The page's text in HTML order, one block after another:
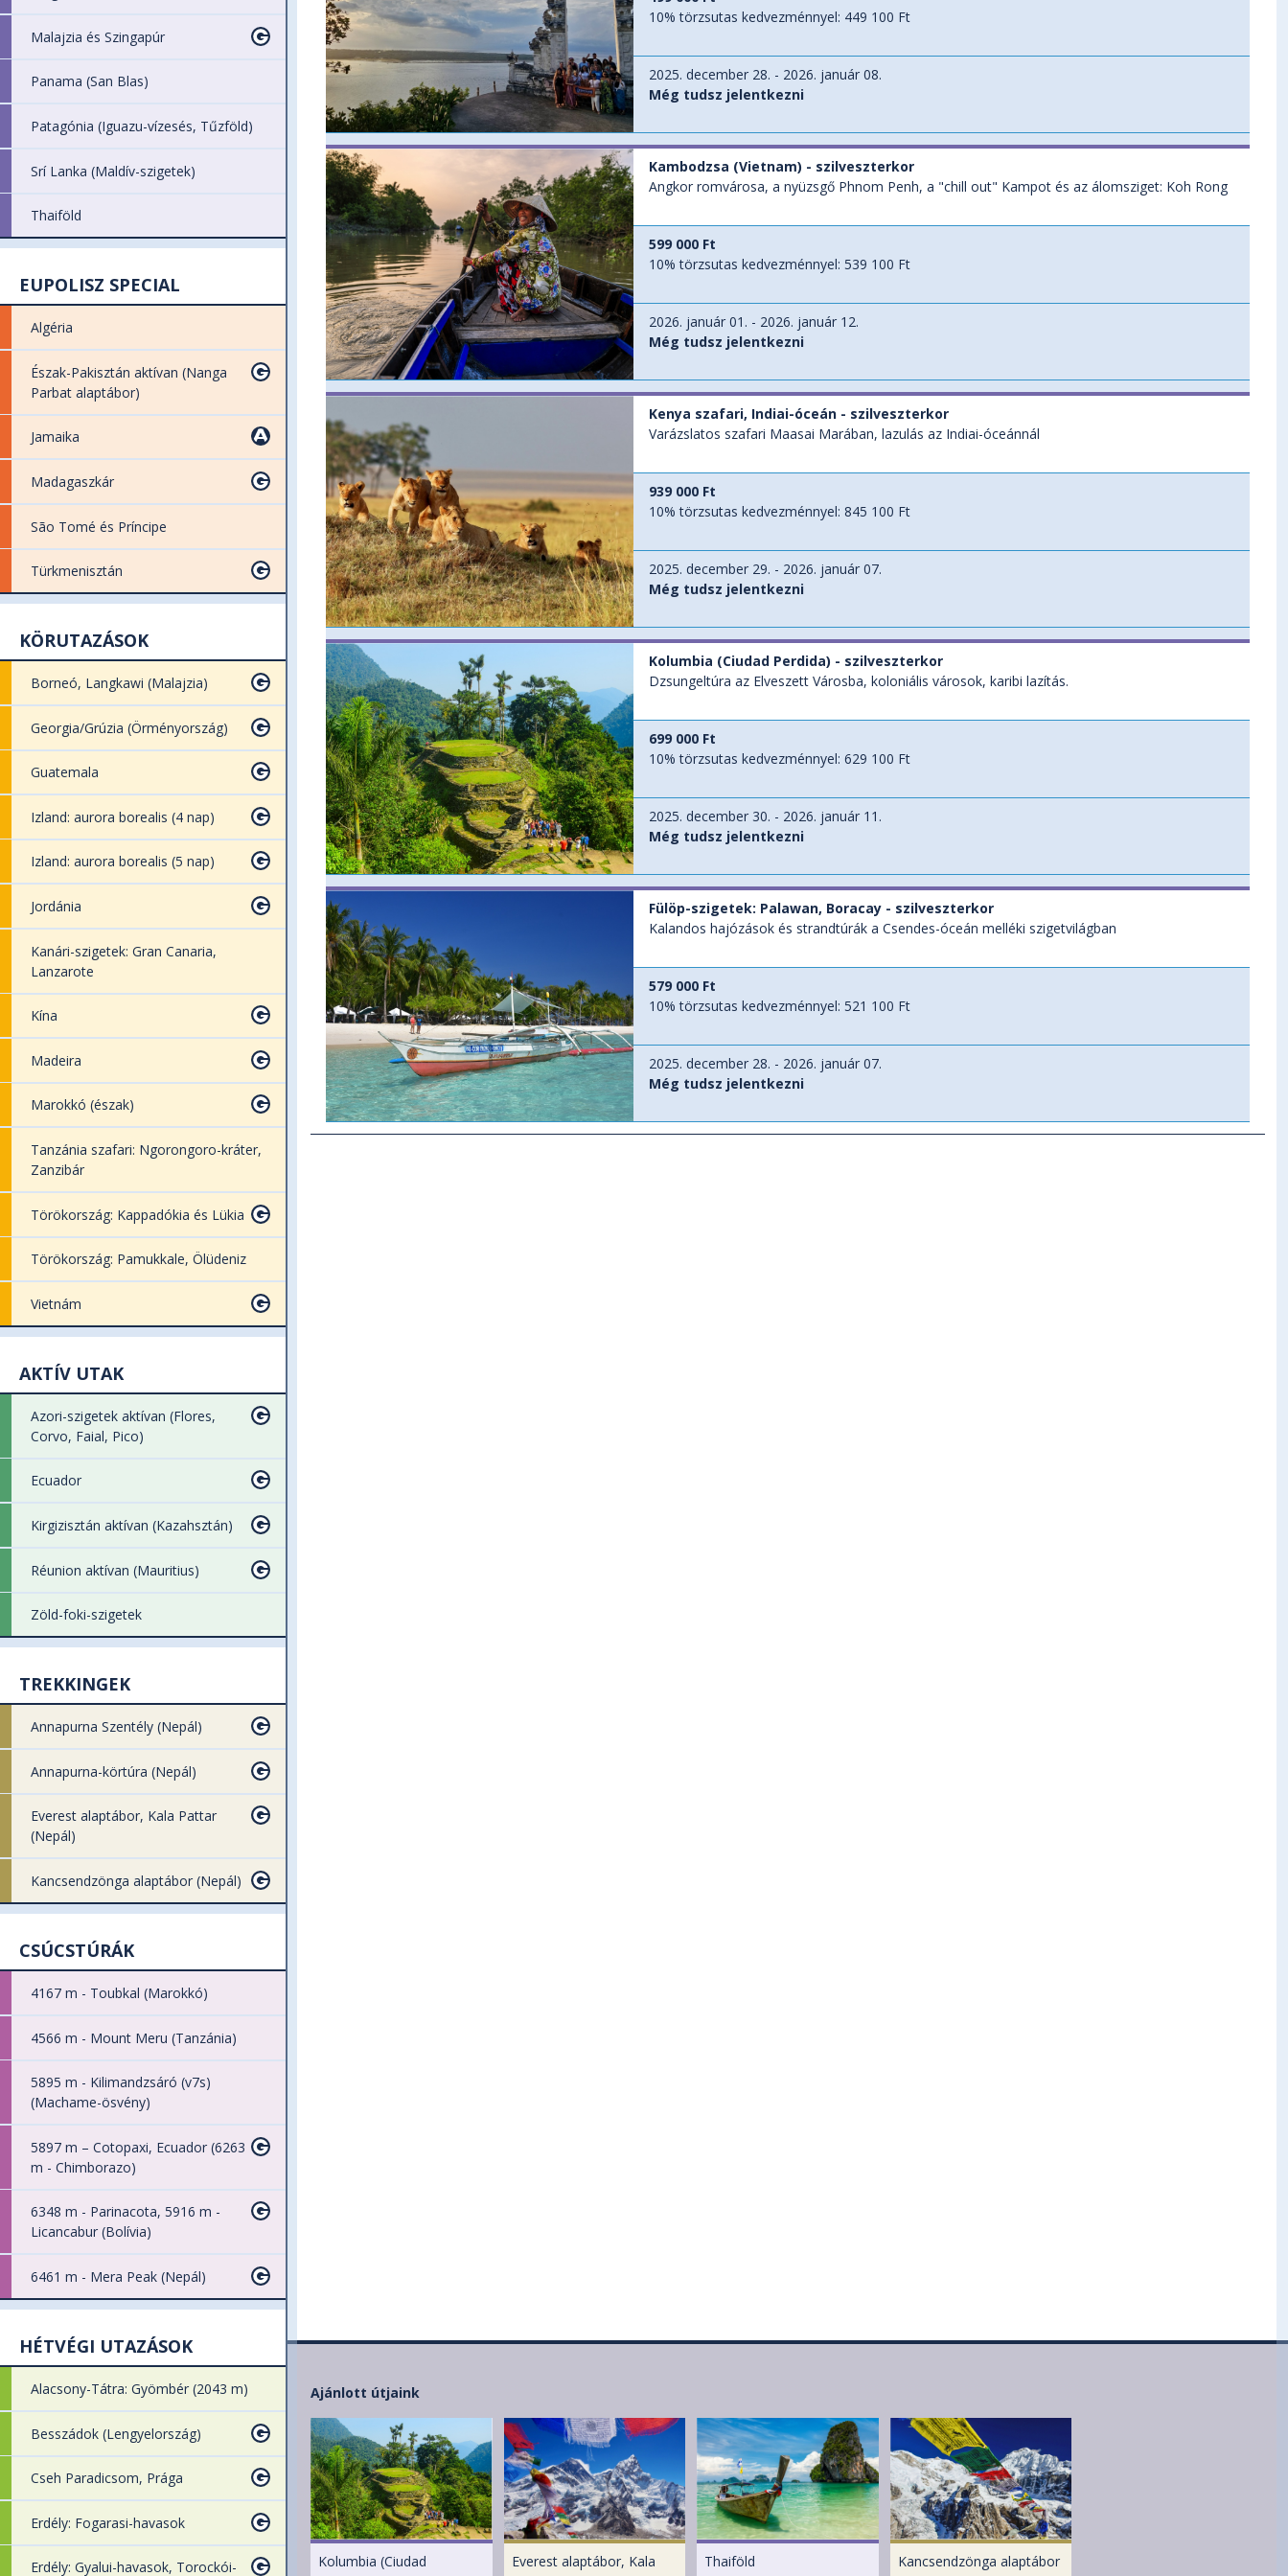
Malajzia és Szingapúr
Panama (San Blas)
Patagónia (Iguazu-vízesés, Tűzföld)
Srí Lanka (Maldív-szigetek)
Thaiföld
EUPOLISZ SPECIAL
Algéria
Észak-Pakisztán aktívan (Nanga
Parbat alaptábor)
Jamaika
Madagaszkár
São Tomé és Príncipe
Türkmenisztán
KÖRUTAZÁSOK
Borneó, Langkawi (Malajzia)
Georgia/Grúzia (Örményország)
Guatemala
Izland: aurora borealis (4 nap)
Izland: aurora borealis (5 nap)
Jordánia
Kanári-szigetek: Gran Canaria,
Lanzarote
Kína
Madeira
Marokkó (észak)
Tanzánia szafari: Ngorongoro-kráter,
Zanzibár
Törökország: Kappadókia és Lükia
Törökország: Pamukkale, Ölüdeniz
Vietnám
AKTÍV UTAK
Azori-szigetek aktívan (Flores,
Corvo, Faial, Pico)
Ecuador
Kirgizisztán aktívan (Kazahsztán)
Réunion aktívan (Mauritius)
Zöld-foki-szigetek
TREKKINGEK
Annapurna Szentély (Nepál)
Annapurna-körtúra (Nepál)
Everest alaptábor, Kala Pattar
(Nepál)
Kancsendzönga alaptábor (Nepál)
CSÚCSTÚRÁK
4167 m - Toubkal (Marokkó)
4566 m - Mount Meru (Tanzánia)
5895 m - Kilimandzsáró (v7s)
(Machame-ösvény)
5897 m – Cotopaxi, Ecuador (6263
m - Chimborazo)
6348 m - Parinacota, 5916 m -
Licancabur (Bolívia)
6461 m - Mera Peak (Nepál)
HÉTVÉGI UTAZÁSOK
Alacsony-Tátra: Gyömbér (2043 m)
Besszádok (Lengyelország)
Cseh Paradicsom, Prága
Erdély: Fogarasi-havasok
Erdély: Gyalui-havasok, Torockói-
10% törzsutas kedvezménnyel: 449 100 Ft
2025. december 28. - 2026. január 08.
Még tudsz jelentkezni
Kambodzsa (Vietnam) - szilveszterkor
Angkor romvárosa, a nyüzsgő Phnom Penh, a "chill out" Kampot és az álomsziget: Koh Rong
599 000 Ft
10% törzsutas kedvezménnyel:539 100 Ft
2026. január 01. - 2026. január 12.
Még tudsz jelentkezni
Kenya szafari, Indiai-óceán - szilveszterkor
Varázslatos szafari Maasai Marában, lazulás az Indiai-óceánnál
939 000 Ft
10% törzsutas kedvezménnyel:845 100 Ft
2025. december 29. - 2026. január 07.
Még tudsz jelentkezni
Kolumbia (Ciudad Perdida) - szilveszterkor
Dzsungeltúra az Elveszett Városba, koloniális városok, karibi lazítás.
699 000 Ft
10% törzsutas kedvezménnyel:629 100 Ft
2025. december 30. - 2026. január 11.
Még tudsz jelentkezni
Fülöp-szigetek: Palawan, Boracay - szilveszterkor
Kalandos hajózások és strandtúrák a Csendes-óceán melléki szigetvilágban
579 000 Ft
10% törzsutas kedvezménnyel:521 100 Ft
2025. december 28. - 2026. január 07.
Még tudsz jelentkezni
Ajánlott útjaink
Kolumbia (Ciudad
Everest alaptábor, Kala
Thaiföld
Kancsendzönga alaptábor